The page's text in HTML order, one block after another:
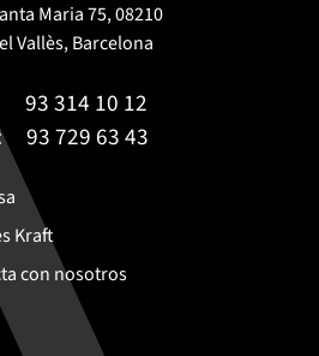
Maria 75, 08210
Vallès, Barcelona
93 314 10 12
93 729 63 43
Kraft
con nosotros